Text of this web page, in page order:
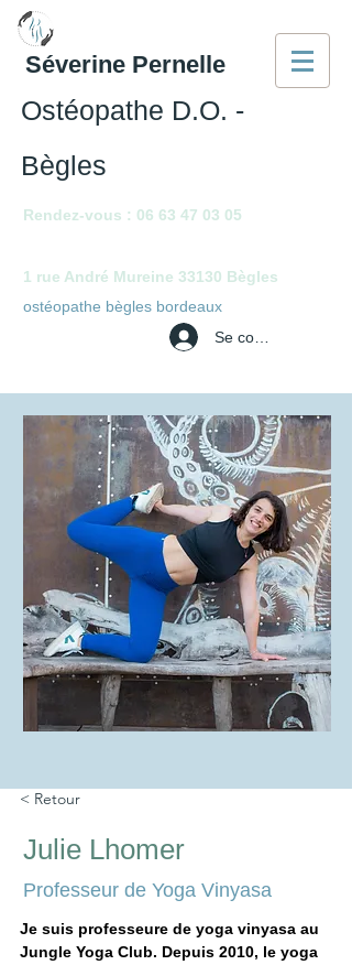
Rendez-vous : 06 63 47 03 05
1 rue André Mureine 33130 Bègles
ostéopathe bègles bordeaux
Séverine Pernelle
Ostéopathe D.O. -
Bègles
Se connecter
< Retour
Julie Lhomer
Professeur de Yoga Vinyasa
Je suis professeure de yoga vinyasa au
Jungle Yoga Club. Depuis 2010, le yoga